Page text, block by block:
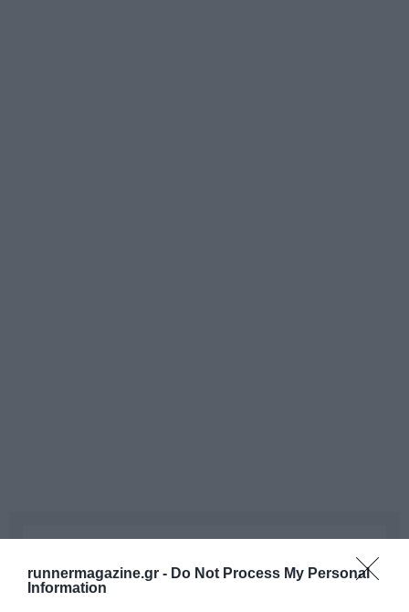
runnermagazine.gr - Do Not Process My Personal
Information